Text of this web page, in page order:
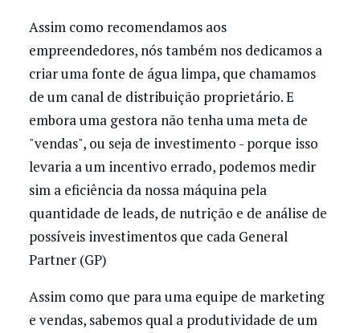
Assim como recomendamos aos
empreendedores, nós também nos dedicamos a
criar uma fonte de água limpa, que chamamos
de um canal de distribuição proprietário. E
embora uma gestora não tenha uma meta de
"vendas", ou seja de investimento - porque isso
levaria a um incentivo errado, podemos medir
sim a eficiência da nossa máquina pela
quantidade de leads, de nutrição e de análise de
possíveis investimentos que cada General
Partner (GP)
Assim como que para uma equipe de marketing
e vendas, sabemos qual a produtividade de um